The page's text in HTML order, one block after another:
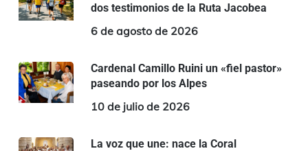
dos testimonios de la Ruta Jacobea
6 de agosto de 2026
Cardenal Camillo Ruini un «fiel pastor»
paseando por los Alpes
10 de julio de 2026
La voz que une: nace la Coral